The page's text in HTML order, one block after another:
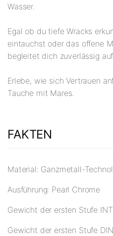
Wasser.
Egal ob du tiefe Wracks
eintauchst oder das offene
begleitet dich zuverlässig
Erlebe, wie sich Vertrauen
Tauche mit Mares.
FAKTEN
Material: Ganzmetall-
Ausführung: Pearl Chrome
Gewicht der ersten Stufe
Gewicht der ersten Stufe